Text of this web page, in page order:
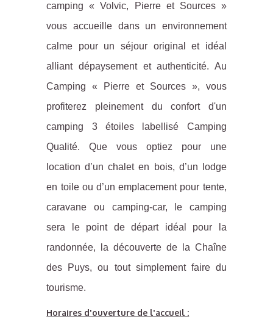
camping « Volvic, Pierre et Sources »
vous accueille dans un environnement
calme pour un séjour original et idéal
alliant dépaysement et authenticité. Au
Camping « Pierre et Sources », vous
profiterez pleinement du confort d'un
camping 3 étoiles labellisé Camping
Qualité. Que vous optiez pour une
location d’un chalet en bois, d’un lodge
en toile ou d’un emplacement pour tente,
caravane ou camping-car, le camping
sera le point de départ idéal pour la
randonnée, la découverte de la Chaîne
des Puys, ou tout simplement faire du
tourisme.
Horaires d'ouverture de l'accueil :